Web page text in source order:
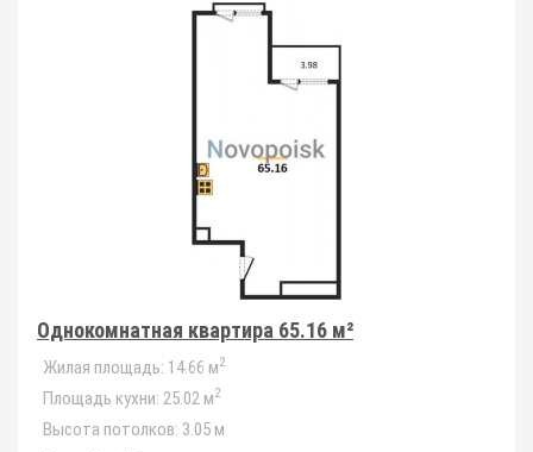
Однокомнатная квартира 65.16 м²
Жилая площадь: 14.66 м2
Площадь кухни: 25.02 м2
Высота потолков: 3.05 м